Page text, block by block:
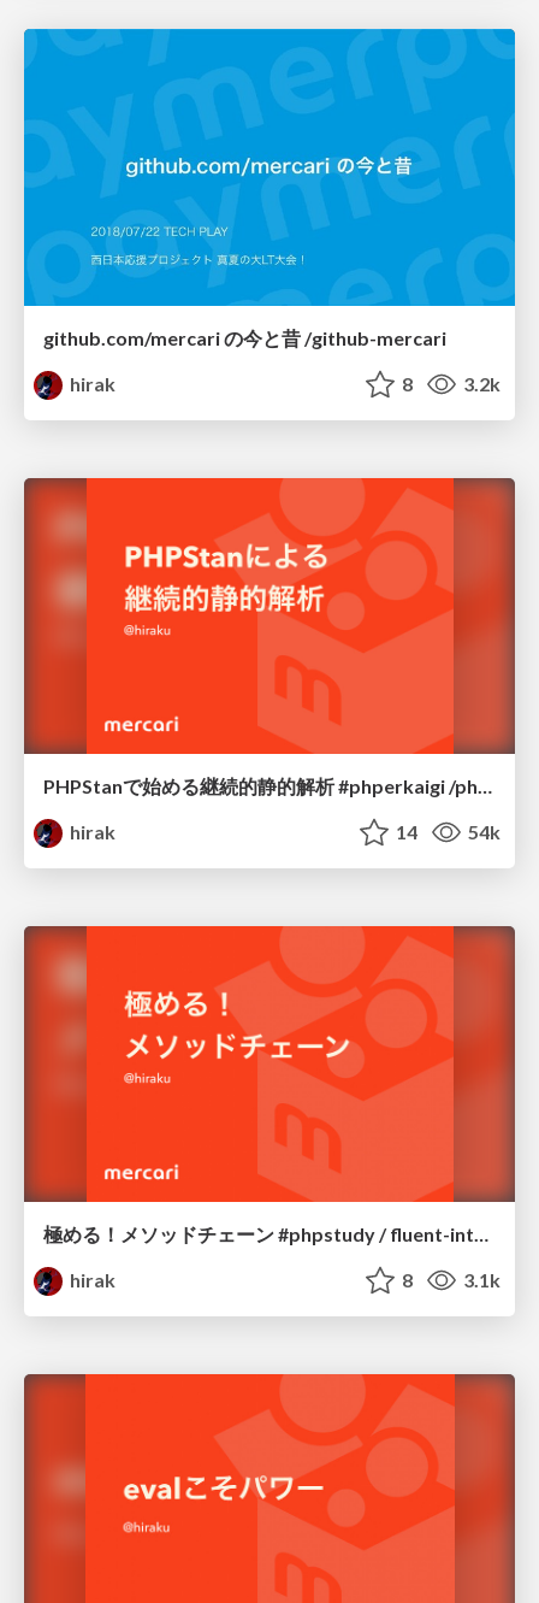
github.com/mercari の今と昔 /github-mercari
hirak
8 3.2k
PHPStanで始める継続的静的解析 #phperkaigi /php-static-analysis
hirak
14 54k
極める！メソッドチェーン #phpstudy / fluent-interface
hirak
8 3.1k